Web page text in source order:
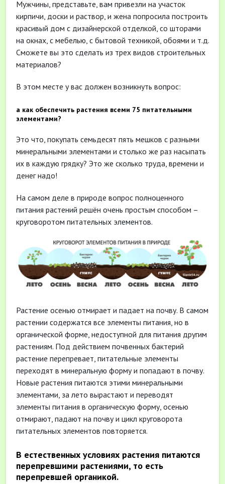
Мужчины, представьте, вам привезли на участок
кирпичи, доски и раствор, и жена попросила построить
красивый дом с дизайнерской отделкой, со шторами
на окнах, с мебелью, с бытовой техникой, обоями и т.д.
Сможете вы это сделать из трех видов строительных
материалов?
В этом месте у вас должен возникнуть вопрос:
а как обеспечить растения всеми 75 питательными
элементами?
Это что, покупать семьдесят пять мешков с разными
минеральными элементами и столько же раз насыпать
их в каждую грядку? Это же сколько труда, времени и
денег надо!
На самом деле в природе вопрос полноценного
питания растений решён очень простым способом –
круговоротом питательных элементов.
Растение осенью отмирает и падает на почву. В самом
растении содержатся все элементы питания, но в
органической форме, недоступной для питания другим
растениям. Под действием почвенных бактерий
растение перепревает, питательные элементы
переходят в минеральную форму и попадают в почву.
Новые растения питаются этими минеральными
элементами, за лето вырастают и переводят
элементы питания в органическую форму, осенью
отмирают, падают на почву и цикл круговорота
питательных элементов повторяется.
В естественных условиях растения питаются
перепревшими растениями, то есть
перепревшей органикой.